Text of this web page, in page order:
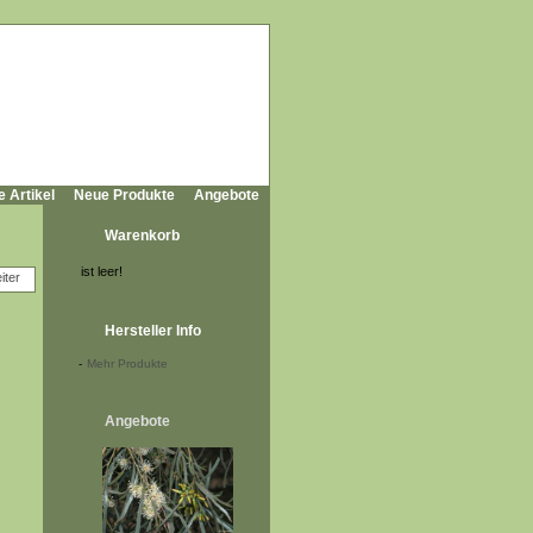
Artikel Neue Produkte Angebote
Warenkorb
ist leer!
Hersteller Info
- Mehr Produkte
Angebote